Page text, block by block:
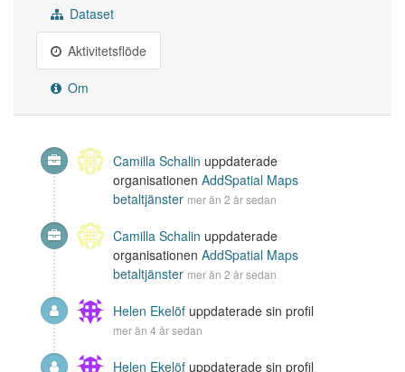
Dataset
Aktivitetsflöde
Om
Camilla Schalin uppdaterade
organisationen AddSpatial Maps
betaltjänster mer än 2 år sedan
Camilla Schalin uppdaterade
organisationen AddSpatial Maps
betaltjänster mer än 2 år sedan
Helen Ekelöf uppdaterade sin profil
mer än 4 år sedan
Helen Ekelöf uppdaterade sin profil